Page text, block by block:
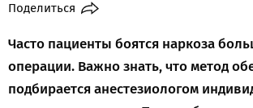
Поделиться
Часто пациенты боятся наркоза
операции. Важно знать, что метод
подбирается анестезиологом